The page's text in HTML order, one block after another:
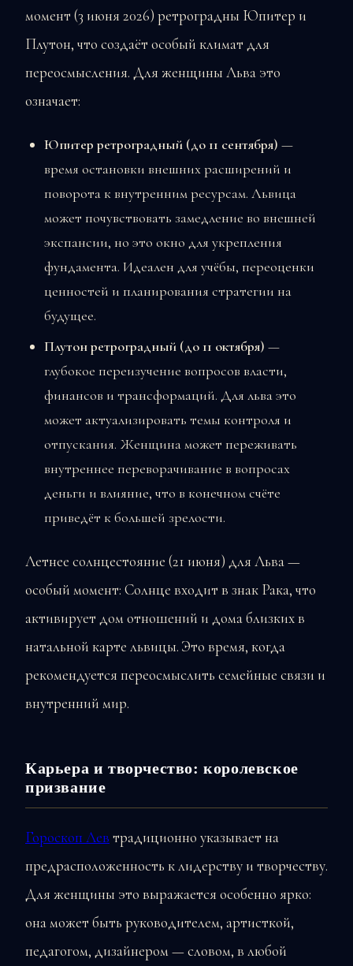
момент (3 июня 2026) ретроградны Юпитер и
Плутон, что создаёт особый климат для
переосмысления. Для женщины Льва это
означает:
Юпитер ретроградный (до 11 сентября) —
время остановки внешних расширений и
поворота к внутренним ресурсам. Львица
может почувствовать замедление во внешней
экспансии, но это окно для укрепления
фундамента. Идеален для учёбы, переоценки
ценностей и планирования стратегии на
будущее.
Плутон ретроградный (до 11 октября) —
глубокое переизучение вопросов власти,
финансов и трансформаций. Для льва это
может актуализировать темы контроля и
отпускания. Женщина может переживать
внутреннее переворачивание в вопросах
деньги и влияние, что в конечном счёте
приведёт к большей зрелости.
Летнее солнцестояние (21 июня) для Льва —
особый момент: Солнце входит в знак Рака, что
активирует дом отношений и дома близких в
натальной карте львицы. Это время, когда
рекомендуется переосмыслить семейные связи и
внутренний мир.
Карьера и творчество: королевское
призвание
Гороскоп Лев традиционно указывает на
предрасположенность к лидерству и творчеству.
Для женщины это выражается особенно ярко:
она может быть руководителем, артисткой,
педагогом, дизайнером — словом, в любой